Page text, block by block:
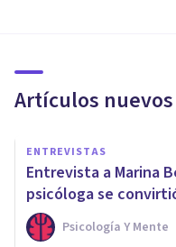
Artículos nuevos
ENTREVISTAS
Entrevista a Marina
psicóloga se
Psicología Y Mente